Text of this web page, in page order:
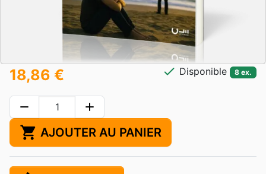
18,86 € check Disponible 8 ex.
remove add
shopping_cart AJOUTER AU PANIER